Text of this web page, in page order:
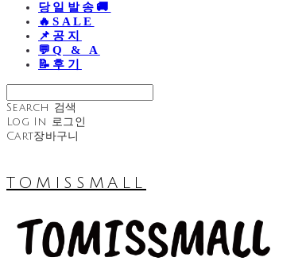
당일발송🚚
🔥SALE
📌공지
💬Q & A
📝후기
Search 검색
Log In 로그인
Cart장바구니
TOMISSMALL